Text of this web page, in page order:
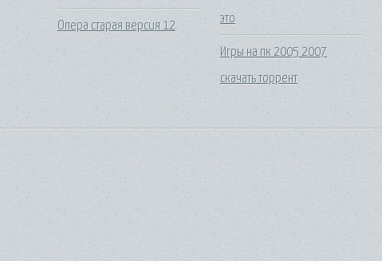
Опера старая версия 12
это
Игры на пк 2005 2007
скачать торрент